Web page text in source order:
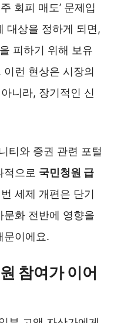
회피 매도’ 문제입
대상을 정하게 되면,
피하기 위해 보유
런 현상은 시장의
니라, 장기적인 신
티와 증권 관련 포털
적으로 국민청원 급
세제 개편은 단기
화 전반에 영향을
문이에요.
참여가 이어